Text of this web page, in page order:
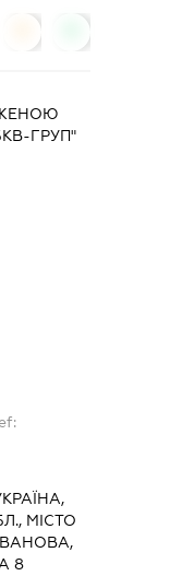
ГРУП"
МІСТО
8